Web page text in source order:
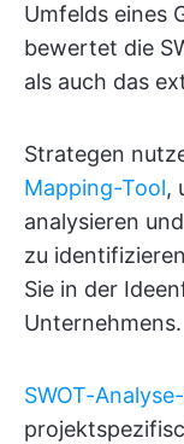
Umfelds eines
bewertet die
als auch das
Strategen
Mapping-Tool,
analysieren
zu
Sie in der
Unternehmens.
SWOT-